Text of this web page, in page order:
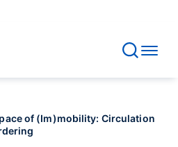
of (Im)mobility: Circulation